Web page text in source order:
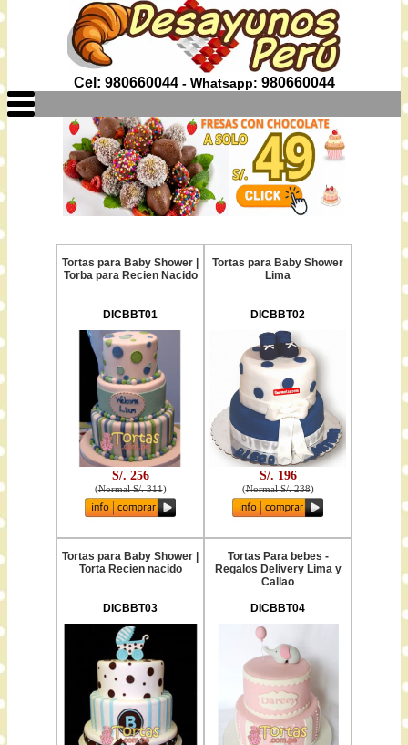
Cel: 980660044- Whatsapp: 980660044
Tortas para Baby Shower |
Torba para Recien Nacido
DICBBT01
S/. 256
(Normal S/. 311)
Tortas para Baby Shower
Lima
DICBBT02
S/. 196
(Normal S/. 238)
Tortas para Baby Shower |
Torta Recien nacido
DICBBT03
Tortas Para bebes -
Regalos Delivery Lima y
Callao
DICBBT04